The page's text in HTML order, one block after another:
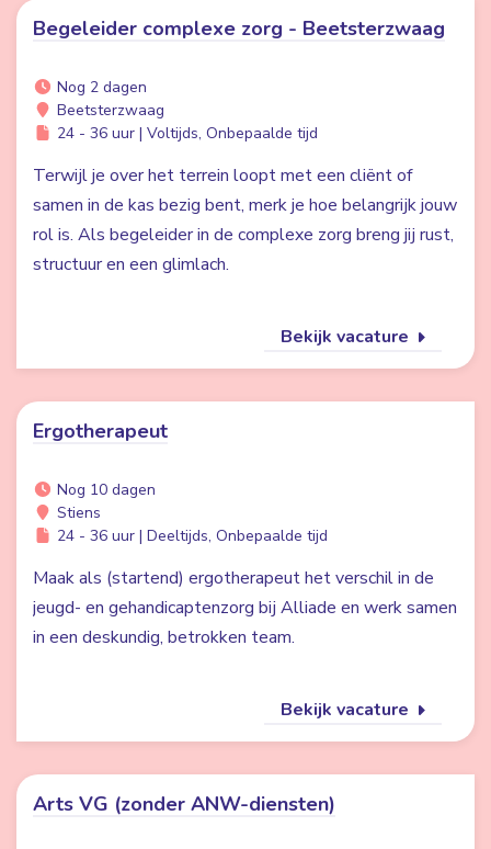
Begeleider complexe zorg - Beetsterzwaag
Nog 2 dagen
Beetsterzwaag
24 - 36 uur | Voltijds, Onbepaalde tijd
Terwijl je over het terrein loopt met een cliënt of
samen in de kas bezig bent, merk je hoe belangrijk jouw
rol is. Als begeleider in de complexe zorg breng jij rust,
structuur en een glimlach.
Bekijk vacature
Ergotherapeut
Nog 10 dagen
Stiens
24 - 36 uur | Deeltijds, Onbepaalde tijd
Maak als (startend) ergotherapeut het verschil in de
jeugd- en gehandicaptenzorg bij Alliade en werk samen
in een deskundig, betrokken team.
Bekijk vacature
Arts VG (zonder ANW-diensten)